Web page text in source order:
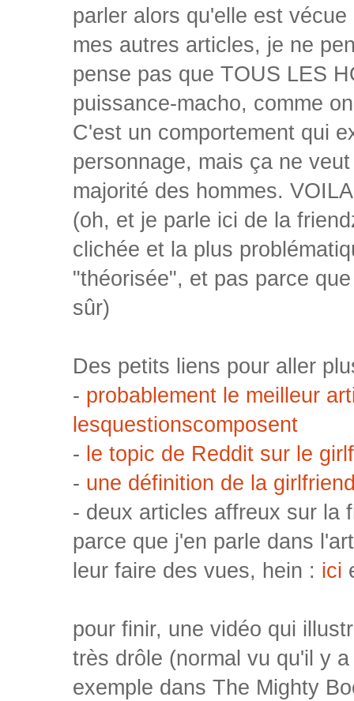
parler alors qu'elle est
mes autres articles, je ne
pense pas que TOUS LES
puissance-macho, comme
C'est un comportement qui
personnage, mais ça ne
majorité des hommes.
(oh, et je parle ici de la
clichée et la plus
"théorisée", et pas parce
sûr)
Des petits liens pour aller
- probablement le meilleur
lesquestionscomposent
- le topic de Reddit sur le
- une définition de la
- deux articles affreux sur la
parce que j'en parle dans
leur faire des vues, hein : ici
pour finir, une vidéo qui
très drôle (normal vu qu'il y
exemple dans The Mighty